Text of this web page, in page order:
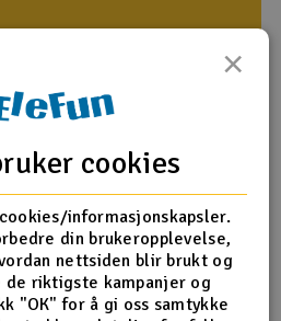
& hobby
elkjøretøy
tilbehør
meg beskjed
×
cookies
informasjonskapsler.
din brukeropplevelse,
nettsiden blir brukt og
riktigste kampanjer og
"OK" for å gi oss samtykke